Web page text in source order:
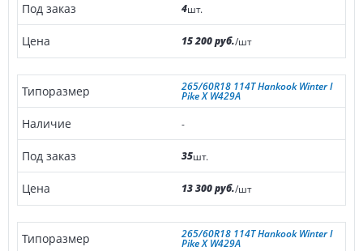
4шт.
15 200 руб./шт
265/60R18 114T Hankook Winter I
Pike X W429A
-
35шт.
13 300 руб./шт
265/60R18 114T Hankook Winter I
Pike X W429A